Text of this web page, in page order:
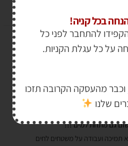
המשטחים – גם לאיטום
ביותר שניתן להשיג.
גם מתחת למים !!!
ועבודה על משטחים לחים
בכל קניה!
להתחבר לפני כל
וכבר מהעסקה הקרובה תזכו
שלנו